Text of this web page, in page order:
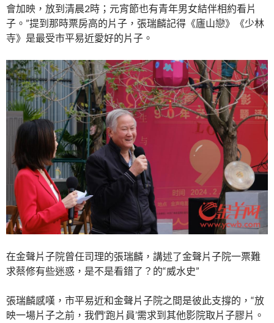
會加映，放到清晨2時；元宵節也有青年男女結伴相約看片
子。”提到那時票房高的片子，張瑞麟記得《廬山戀》《少林
寺》是最受市平易近愛好的片子。
在金聲片子院曾任司理的張瑞麟，講述了金聲片子院一票難
求蔡修有些迷惑，是不是看錯了？的“威水史”
張瑞麟感嘆，市平易近和金聲片子院之間是彼此支撐的，“放
映一場片子之前，我們‘跑片員’需求到其他影院取片子膠片。